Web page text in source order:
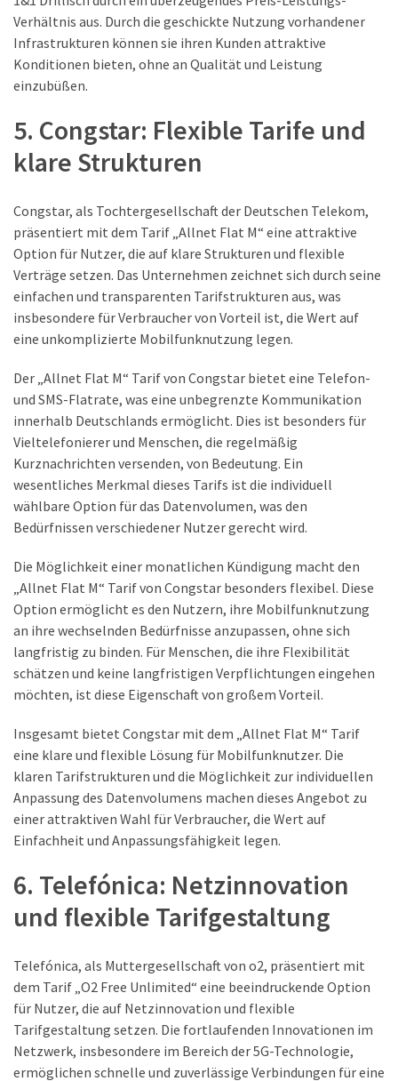
Verhältnis aus. Durch die geschickte Nutzung vorhandener
Infrastrukturen können sie ihren Kunden attraktive
Konditionen bieten, ohne an Qualität und Leistung
einzubüßen.
5. Congstar: Flexible Tarife und
klare Strukturen
Congstar, als Tochtergesellschaft der Deutschen Telekom,
präsentiert mit dem Tarif „Allnet Flat M“ eine attraktive
Option für Nutzer, die auf klare Strukturen und flexible
Verträge setzen. Das Unternehmen zeichnet sich durch seine
einfachen und transparenten Tarifstrukturen aus, was
insbesondere für Verbraucher von Vorteil ist, die Wert auf
eine unkomplizierte Mobilfunknutzung legen.
Der „Allnet Flat M“ Tarif von Congstar bietet eine Telefon-
und SMS-Flatrate, was eine unbegrenzte Kommunikation
innerhalb Deutschlands ermöglicht. Dies ist besonders für
Vieltelefonierer und Menschen, die regelmäßig
Kurznachrichten versenden, von Bedeutung. Ein
wesentliches Merkmal dieses Tarifs ist die individuell
wählbare Option für das Datenvolumen, was den
Bedürfnissen verschiedener Nutzer gerecht wird.
Die Möglichkeit einer monatlichen Kündigung macht den
„Allnet Flat M“ Tarif von Congstar besonders flexibel. Diese
Option ermöglicht es den Nutzern, ihre Mobilfunknutzung
an ihre wechselnden Bedürfnisse anzupassen, ohne sich
langfristig zu binden. Für Menschen, die ihre Flexibilität
schätzen und keine langfristigen Verpflichtungen eingehen
möchten, ist diese Eigenschaft von großem Vorteil.
Insgesamt bietet Congstar mit dem „Allnet Flat M“ Tarif
eine klare und flexible Lösung für Mobilfunknutzer. Die
klaren Tarifstrukturen und die Möglichkeit zur individuellen
Anpassung des Datenvolumens machen dieses Angebot zu
einer attraktiven Wahl für Verbraucher, die Wert auf
Einfachheit und Anpassungsfähigkeit legen.
6. Telefónica: Netzinnovation
und flexible Tarifgestaltung
Telefónica, als Muttergesellschaft von o2, präsentiert mit
dem Tarif „O2 Free Unlimited“ eine beeindruckende Option
für Nutzer, die auf Netzinnovation und flexible
Tarifgestaltung setzen. Die fortlaufenden Innovationen im
Netzwerk, insbesondere im Bereich der 5G-Technologie,
ermöglichen schnelle und zuverlässige Verbindungen für eine